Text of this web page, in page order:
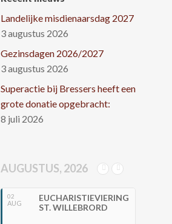
Landelijke misdienaarsdag 2027
3 augustus 2026
Gezinsdagen 2026/2027
3 augustus 2026
Superactie bij Bressers heeft een
grote donatie opgebracht:
8 juli 2026
AUGUSTUS, 2026
02
AUG
EUCHARISTIEVIERING
ST. WILLEBRORD